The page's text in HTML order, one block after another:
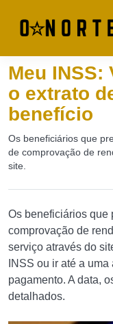
Meu
o extrato
benefício
Os beneficiários que
de comprovação de
site.
Os beneficiários que
comprovação de
serviço através do
INSS ou ir até a
pagamento. A data,
detalhados.